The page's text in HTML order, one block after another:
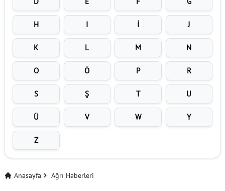
H I İ J
K L M N
O Ö P R
S Ş T U
Ü V W Y
Z
Anasayfa Ağrı Haberleri